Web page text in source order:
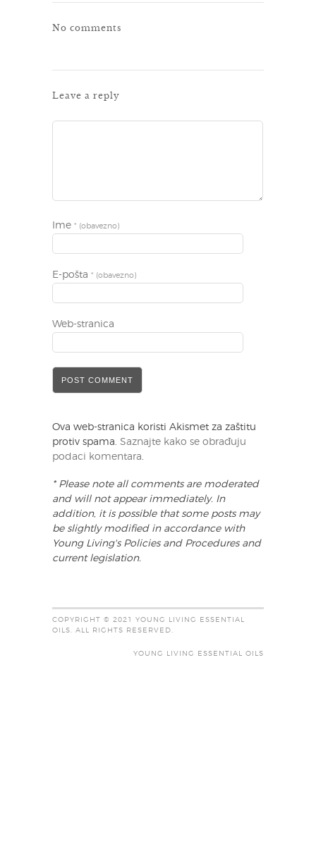
No comments
Leave a reply
Ime * (obavezno)
E-pošta * (obavezno)
Web-stranica
Ova web-stranica koristi Akismet za zaštitu
protiv spama. Saznajte kako se obrađuju
podaci komentara.
* Please note all comments are moderated
and will not appear immediately. In
addition, it is possible that some posts may
be slightly modified in accordance with
Young Living's Policies and Procedures and
current legislation.
COPYRIGHT © 2021 YOUNG LIVING ESSENTIAL
OILS. ALL RIGHTS RESERVED.
YOUNG LIVING ESSENTIAL OILS